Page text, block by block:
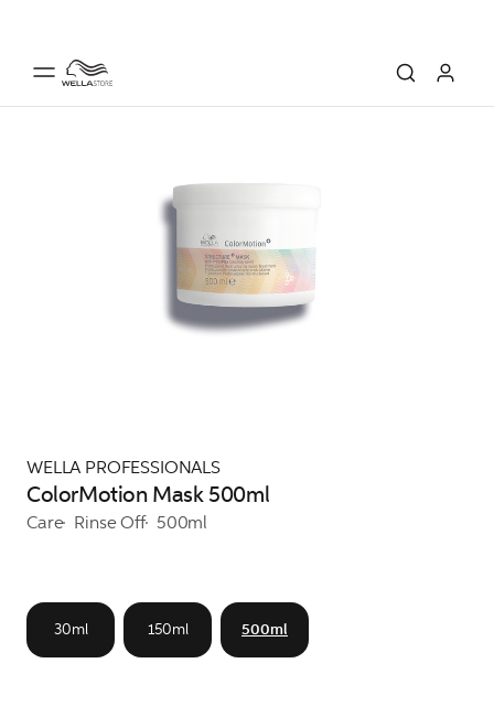
WELLA PROFESSIONALS
ColorMotion Mask 500ml
Care Rinse Off 500ml
30ml 150ml 500ml